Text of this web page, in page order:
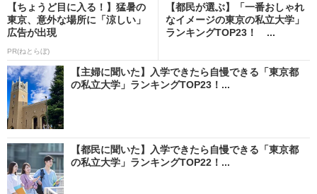
【ちょうど目に入る！】猛暑の
東京、意外な場所に「涼しい」
広告が出現
PR(ねとらぼ)
【都民が選ぶ】「一番おしゃれ
なイメージの東京の私立大学」
ランキングTOP23！ ...
【主婦に聞いた】入学できたら自慢できる「東京都
の私立大学」ランキングTOP23！...
【都民に聞いた】入学できたら自慢できる「東京都
の私立大学」ランキングTOP22！...